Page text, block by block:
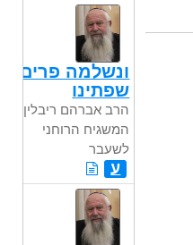
ונשלמה פרים
שפתינו
הרב אברהם ריבלין,
המשגיח הרוחני
לשעבר
ע